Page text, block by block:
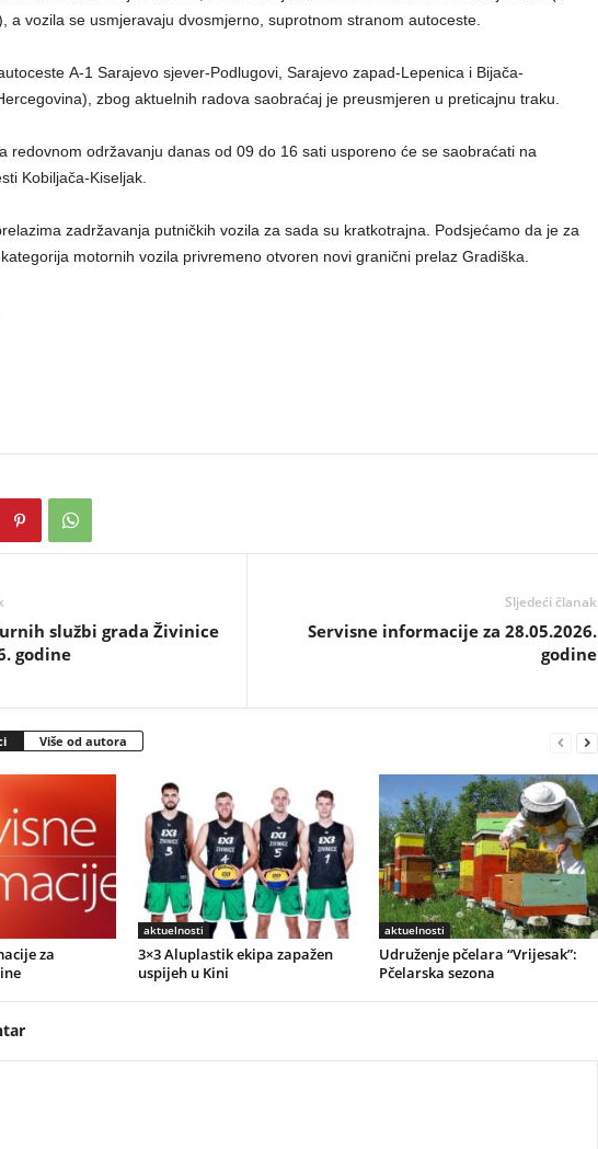
a vozila se usmjeravaju dvosmjerno, suprotnom stranom autoceste.
A-1 Sarajevo sjever-Podlugovi, Sarajevo zapad-Lepenica i Bijača-
zbog aktuelnih radova saobraćaj je preusmjeren u preticajnu traku.
redovnom održavanju danas od 09 do 16 sati usporeno će se saobraćati na
Kobiljača-Kiseljak.
zadržavanja putničkih vozila za sada su kratkotrajna. Podsjećamo da je za
motornih vozila privremeno otvoren novi granični prelaz Gradiška.
službi grada Živinice
godine
Sljedeći članak
Servisne informacije za 28.05.2026.
godine
Više od autora
za
aktuelnosti
3×3 Aluplastik ekipa zapažen
uspijeh u Kini
aktuelnosti
Udruženje pčelara “Vrijesak”:
Pčelarska sezona